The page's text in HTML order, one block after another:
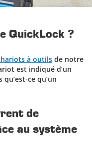
QuickLock ?
à outils de notre
est indiqué d’un
ce qu’un
de
au système